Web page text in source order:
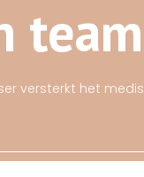
team
er versterkt het medis